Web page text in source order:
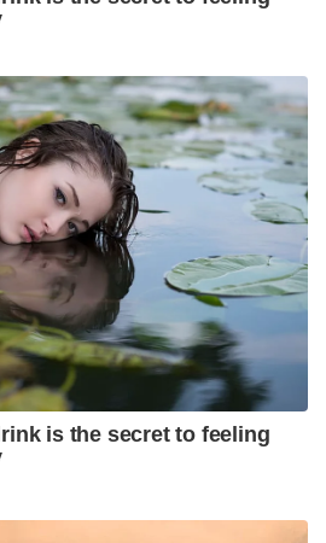
is the secret to feeling